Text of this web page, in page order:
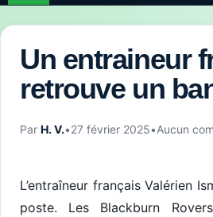
Un entraineur
retrouve un
Par H. V.•27 février 2025•Aucun
L’entraîneur français Valérien
poste. Les Blackburn